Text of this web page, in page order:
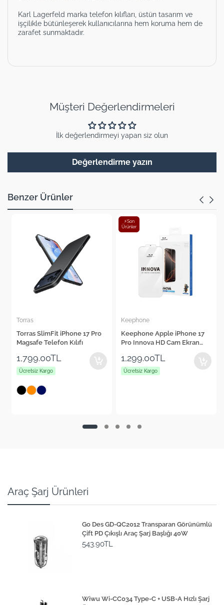
Karl Lagerfeld marka telefon kılıfları, üstün tasarım ve
işçilikle bütünleşerek kullanıcılarına hem koruma hem de
zarafet sunmaktadır.
Müşteri Değerlendirmeleri
İlk değerlendirmeyi yapan siz olun
Değerlendirme yazın
Benzer Ürünler
Torras
Torras SlimFit iPhone 17 Pro
Magsafe Telefon Kılıfı
1,799.00TL
Ücretsiz Kargo
Keephone
Keephone Apple iPhone 17
Pro Innova HD Cam Ekran
⚡Son
Ürünler
1,299.00TL
Ücretsiz Kargo
Araç Şarj Ürünleri
Go Des GD-QC2012 Transparan Görünümlü
Çift PD Çıkışlı Araç Şarj Başlığı 40W
543.90TL
Wiwu Wi-CC034 Type-C + USB-A Hızlı Şarj